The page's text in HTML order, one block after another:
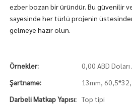
ezber bozan bir üründür. Bu güvenilir
sayesinde her türlü projenin
gelmeye hazır olun.
Örnekler:
0,00 ABD
Şartname:
13mm,
Darbeli Matkap Yapısı: Top tipi